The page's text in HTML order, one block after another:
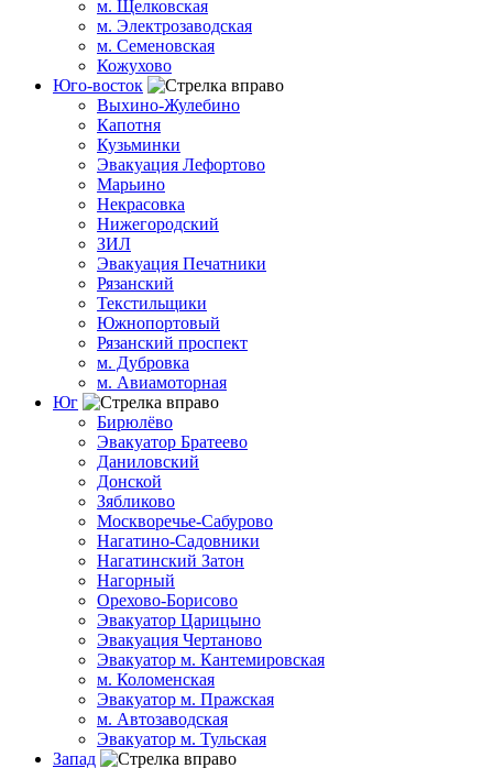
м. Щелковская
м. Электрозаводская
м. Семеновская
Кожухово
Юго-восток
Выхино-Жулебино
Капотня
Кузьминки
Эвакуация Лефортово
Марьино
Некрасовка
Нижегородский
ЗИЛ
Эвакуация Печатники
Рязанский
Текстильщики
Южнопортовый
Рязанский проспект
м. Дубровка
м. Авиамоторная
Юг
Бирюлёво
Эвакуатор Братеево
Даниловский
Донской
Зябликово
Москворечье-Сабурово
Нагатино-Садовники
Нагатинский Затон
Нагорный
Орехово-Борисово
Эвакуатор Царицыно
Эвакуация Чертаново
Эвакуатор м. Кантемировская
м. Коломенская
Эвакуатор м. Пражская
м. Автозаводская
Эвакуатор м. Тульская
Запад